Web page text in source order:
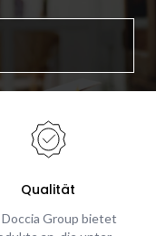
Qualität
Doccia Group bietet